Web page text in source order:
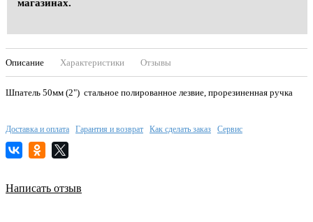
магазинах.
Описание Характеристики Отзывы
Шпатель 50мм (2") стальное полированное лезвие, прорезиненная ручка
Доставка и оплата Гарантия и возврат Как сделать заказ Сервис
Написать отзыв